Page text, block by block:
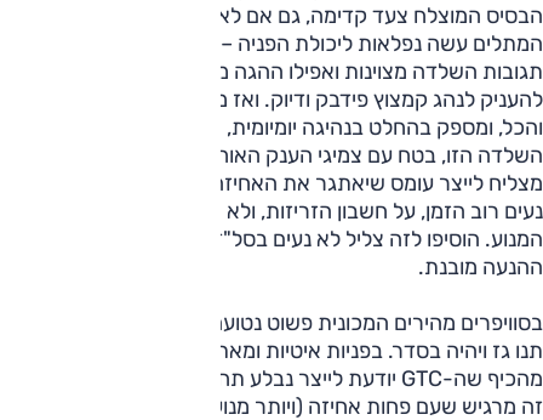
הבסיס המוצלח צעד קדימה, גם אם לא עד הסוף. השינוי במערך
המתלים עשה נפלאות ליכולת הפניה – זוויות הגלגול נמוכות,
תגובות השלדה מצוינות ואפילו ההגה משתתף בחגיגה ומצליח
להעניק לנהג קמצוץ פידבק ודיוק. ואז מגיעים למנוע. הוא נחמד
והכל, ומספק בהחלט בנהיגה יומיומית, אבל הוא פשוט קטן על
השלדה הזו, בטח עם צמיגי הענק האוחזים הללו, ופשוט לא
מצליח לייצר עומס שיאתגר את האחיזה. תיבת ההילוכים עובדת
נעים רוב הזמן, על חשבון הזריזות, ולא ממש עוזרת למצות את
המנוע. הוסיפו לזה צליל לא נעים בסל"ד גבוה, והאכזבה מיחידת
ההנעה מובנת.
בסוויפרים מהירים המכונית פשוט נטועה באספלט. עזבו מחוונים,
תנו גז ויהיה בסדר. בפניות איטיות ומאתגרות יותר, לא מעט
מהכיף שה-GTC יודעת לייצר נבלע תחת טונות האחיזה, וחבל, כי
זה מרגיש שעם פחות אחיזה (ויותר מנוע) היינו כבר ממש נהנים.